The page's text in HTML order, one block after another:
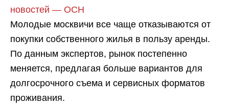
новостей — ОСН
Молодые москвичи все чаще отказываются от
покупки собственного жилья в пользу аренды.
По данным экспертов, рынок постепенно
меняется, предлагая больше вариантов для
долгосрочного съема и сервисных форматов
проживания.